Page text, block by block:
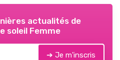
actualités de
soleil Femme
➔ Je m'inscris